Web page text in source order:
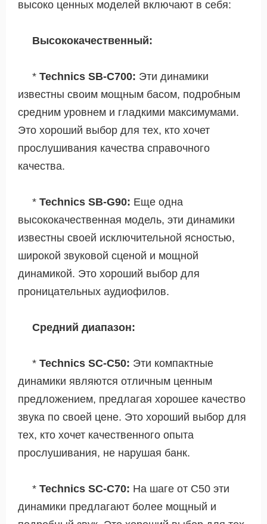
высоко ценных моделей включают в себя:
Высококачественный:
* Technics SB-C700: Эти динамики
известны своим мощным басом, подробным
средним уровнем и гладкими максимумами.
Это хороший выбор для тех, кто хочет
прослушивания качества справочного
качества.
* Technics SB-G90: Еще одна
высококачественная модель, эти динамики
известны своей исключительной ясностью,
широкой звуковой сценой и мощной
динамикой. Это хороший выбор для
проницательных аудиофилов.
Средний диапазон:
* Technics SC-C50: Эти компактные
динамики являются отличным ценным
предложением, предлагая хорошее качество
звука по своей цене. Это хороший выбор для
тех, кто хочет качественного опыта
прослушивания, не нарушая банк.
* Technics SC-C70: На шаге от C50 эти
динамики предлагают более мощный и